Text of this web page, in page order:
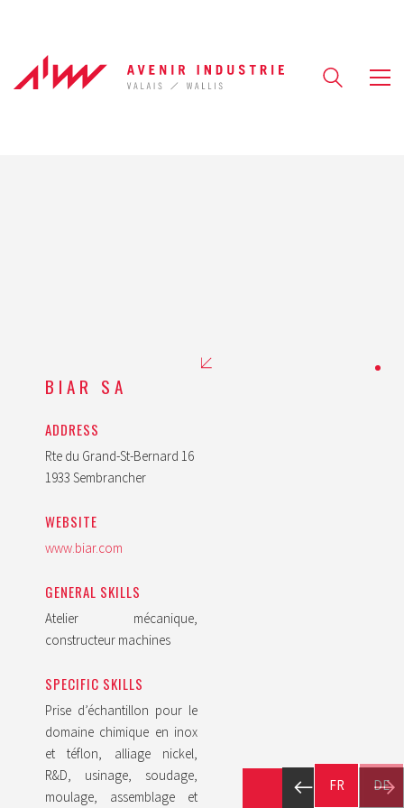
BIAR SA
ADDRESS
Rte du Grand-St-Bernard 16
1933 Sembrancher
WEBSITE
www.biar.com
GENERAL SKILLS
Atelier mécanique,
constructeur machines
SPECIFIC SKILLS
Prise d’échantillon pour le
domaine chimique en inox
et téflon, alliage nickel,
R&D, usinage, soudage,
moulage, assemblage et
FR DE